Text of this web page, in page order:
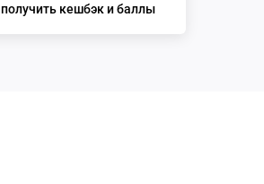
получить кешбэк и баллы